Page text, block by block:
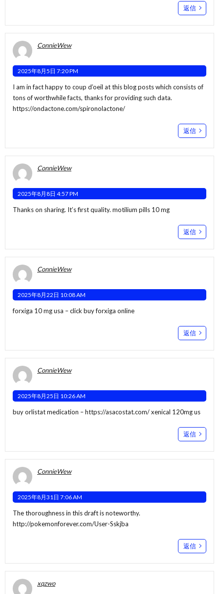
返信
ConnieWew
2025年8月5日 7:20 PM
I am in fact happy to coup d’oeil at this blog posts which consists of
tons of worthwhile facts, thanks for providing such data.
https://ondactone.com/spironolactone/
返信
ConnieWew
2025年8月8日 4:57 PM
Thanks on sharing. It’s first quality. motilium pills 10 mg
返信
ConnieWew
2025年8月22日 10:08 AM
forxiga 10 mg usa –click buy forxiga online
返信
ConnieWew
2025年8月25日 10:26 AM
buy orlistat medication –https://asacostat.com/xenical 120mg us
返信
ConnieWew
2025年8月31日 7:06 AM
The thoroughness in this draft is noteworthy.
http://pokemonforever.com/User-Sskjba
返信
xqzwo